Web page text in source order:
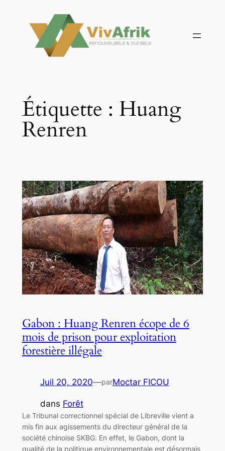
contenu
Étiquette : Huang
Renren
Gabon : Huang Renren écope de 6
mois de prison pour exploitation
forestière illégale
Juil 20, 2020—parMoctar FICOU
dans Forêt
Le Tribunal correctionnel spécial de Libreville vient a
mis fin aux agissements du directeur général de la
société chinoise SKBG. En effet, le Gabon, dont la
qualité de la politique environnementale est désormais